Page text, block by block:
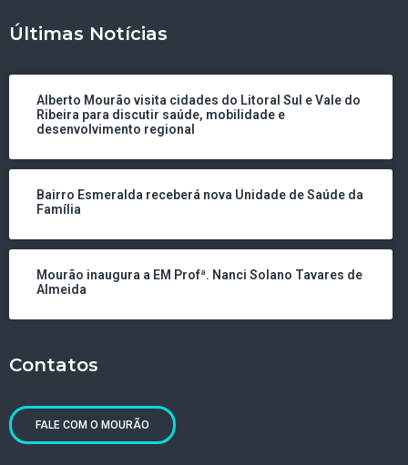
Últimas Notícias
Alberto Mourão visita cidades do Litoral Sul e Vale do
Ribeira para discutir saúde, mobilidade e
desenvolvimento regional
Bairro Esmeralda receberá nova Unidade de Saúde da
Família
Mourão inaugura a EM Profª. Nanci Solano Tavares de
Almeida
Contatos
FALE COM O MOURÃO